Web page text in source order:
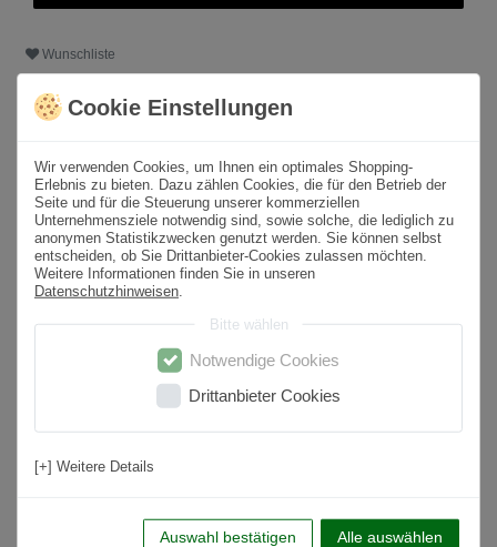
Wunschliste
* inkl. ges. MwSt. zzgl.Versandkosten
Produktbeschreibung
Format 60x120 cm
Paketinhalt 1,44m² /2St.
Feinsteinzeug
Nutzungsbereich
Boden & Wand
Cookie Einstellungen
Wir verwenden Cookies, um Ihnen ein optimales Shopping-
Erlebnis zu bieten. Dazu zählen Cookies, die für den Betrieb der
Seite und für die Steuerung unserer kommerziellen
Unternehmensziele notwendig sind, sowie solche, die lediglich zu
anonymen Statistikzwecken genutzt werden. Sie können selbst
entscheiden, ob Sie Drittanbieter-Cookies zulassen möchten.
Weitere Informationen finden Sie in unseren
Datenschutzhinweisen
Bitte wählen
Notwendige Cookies
Drittanbieter Cookies
[+] Weitere Details
Auswahl bestätigen Alle auswählen